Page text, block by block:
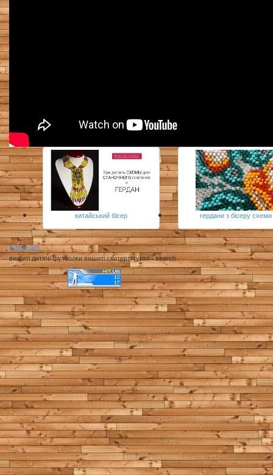
китайський бісер гердани з бісеру схеми
sitemap
вишиті дитячі футболки вишиті скатерті гугол - search